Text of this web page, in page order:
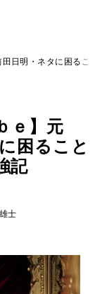
日明・ネタに困る
ｅ】元
困ること
記
士